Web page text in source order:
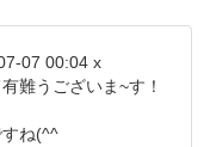
07 00:04 x
難うございま~す！
ね(^^ゞ